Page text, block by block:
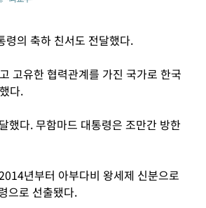
령의 축하 친서도 전달했다.
고유한 협력관계를 가진 국가로 한국
다.
했다. 무함마드 대통령은 조만간 방한
년부터 아부다비 왕세제 신분으로
으로 선출됐다.